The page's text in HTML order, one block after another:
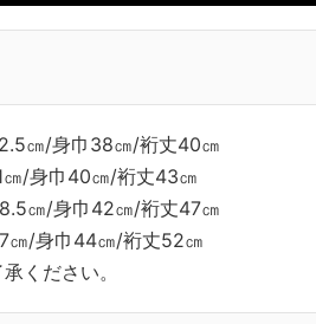
㎝/身巾38㎝/裄丈40㎝
㎝/身巾40㎝/裄丈43㎝
㎝/身巾42㎝/裄丈47㎝
㎝/身巾44㎝/裄丈52㎝
承ください。